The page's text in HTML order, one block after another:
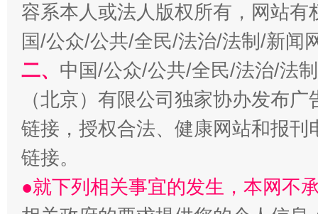
千年窑火 生生不息 一
容系本人或法人版权所有，网站
国/公众/公共/全民/法治/法制/新闻
二、 中国/公众/公共/全民/法治/法
（北京）有限公司独家协办发布
链接，授权合法、健康网站和报
链接。
●就下列相关事宜的发生，本网不